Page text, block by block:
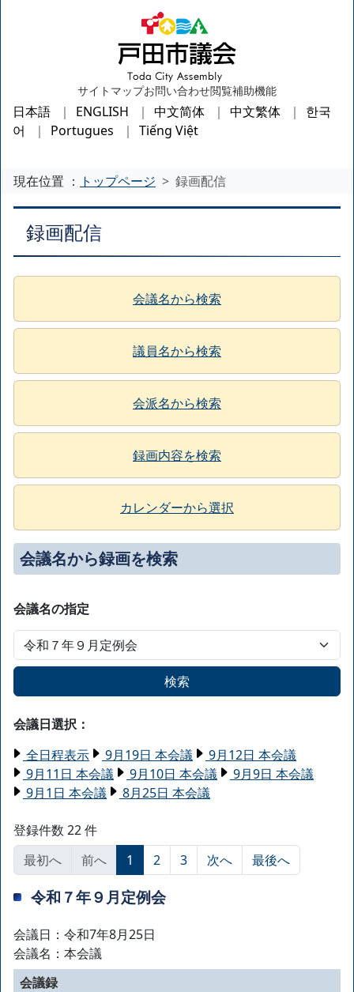
サイトマップお問い合わせ閲覧補助機能
日本語 ENGLISH 中文简体 中文繁体
한국
어
Portugues Tiếng Việt
現在位置 ： トップページ 録画配信
録画配信
会議名から検索
議員名から検索
会派名から検索
録画内容を検索
カレンダーから選択
会議名から録画を検索
会議名の指定
検索
会議日選択：
全日程表示
9月19日 本会議
9月12日 本会議
9月11日 本会議
9月10日 本会議
9月9日 本会議
9月1日 本会議
8月25日 本会議
登録件数 22 件
最初へ
前へ 1 2 3 次へ 最後へ
令和７年９月定例会
会議日：令和7年8月25日
会議名：本会議
会議録